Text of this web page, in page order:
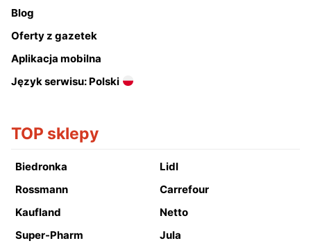
Blog
Oferty z gazetek
Aplikacja mobilna
Język serwisu: Polski
TOP sklepy
Biedronka
Lidl
Rossmann
Carrefour
Kaufland
Netto
Super-Pharm
Jula